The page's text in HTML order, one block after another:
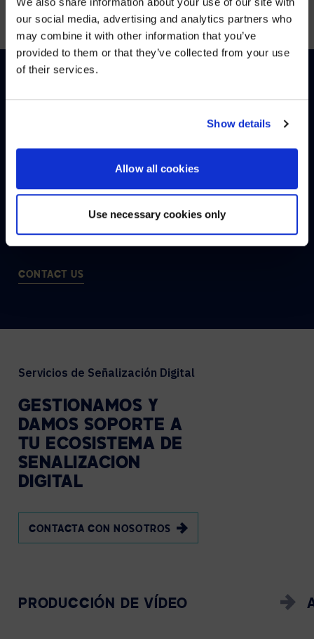
our social media, advertising and analytics partners who
may combine it with other information that you’ve
provided to them or that they’ve collected from your use
of their services.
Show details
Allow all cookies
Use necessary cookies only
los visitantes, anfitriones y tiempo en el sitio.
VISITANTES HARDWARE Y
incluyendo aplicaciones basadas en la nube, quioscos
con pantalla táctil y señalización digital.
CONTACT US
Servicios de Señalización Digital
GESTIONAMOS Y
DAMOS SOPORTE A
TU ECOSISTEMA DE
SEÑALIZACIÓN
DIGITAL
CONTACTA CON NOSOTROS
PRODUCCIÓN DE VÍDEO
WE NOTICED YOU'RE IN USA.
Visit avispl.cominstead?
NO, STAY ON THIS SITE